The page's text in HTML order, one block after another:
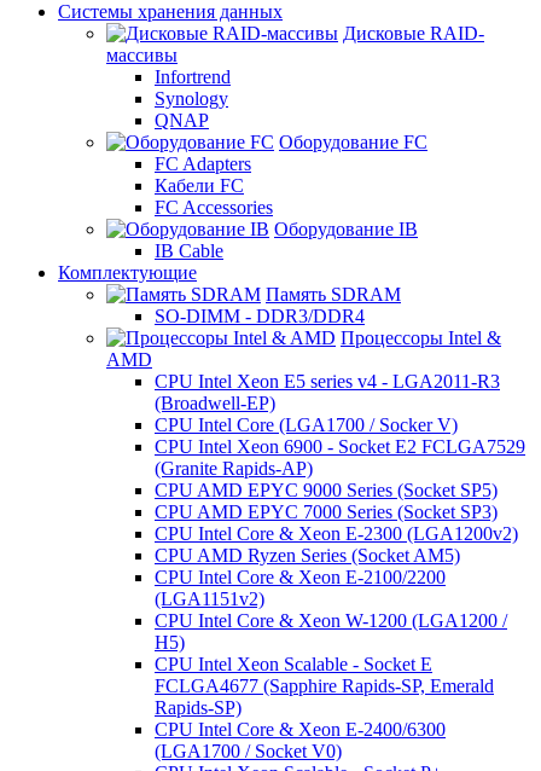
Системы хранения данных
Дисковые RAID-
массивы
Infortrend
Synology
QNAP
Оборудование FC
FC Adapters
Кабели FC
FC Accessories
Оборудование IB
IB Cable
Комплектующие
Память SDRAM
SO-DIMM - DDR3/DDR4
Процессоры Intel &
AMD
CPU Intel Xeon E5 series v4 - LGA2011-R3
(Broadwell-EP)
CPU Intel Core (LGA1700 / Socker V)
CPU Intel Xeon 6900 - Socket E2 FCLGA7529
(Granite Rapids-AP)
CPU AMD EPYC 9000 Series (Socket SP5)
CPU AMD EPYC 7000 Series (Socket SP3)
CPU Intel Core & Xeon E-2300 (LGA1200v2)
CPU AMD Ryzen Series (Socket AM5)
CPU Intel Core & Xeon E-2100/2200
(LGA1151v2)
CPU Intel Core & Xeon W-1200 (LGA1200 /
H5)
CPU Intel Xeon Scalable - Socket E
FCLGA4677 (Sapphire Rapids-SP, Emerald
Rapids-SP)
CPU Intel Core & Xeon E-2400/6300
(LGA1700 / Socket V0)